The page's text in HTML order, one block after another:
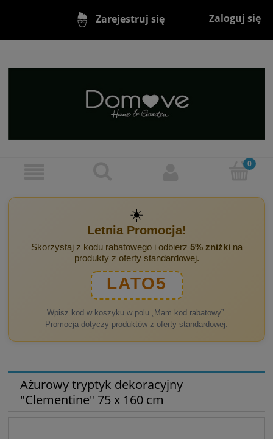
Zarejestruj się Zaloguj się
☀️
Letnia Promocja!
Skorzystaj z kodu rabatowego i odbierz 5% zniżki na
produkty z oferty standardowej.
LATO5
Wpisz kod w koszyku w polu „Mam kod rabatowy”.
Promocja dotyczy produktów z oferty standardowej.
Ażurowy tryptyk dekoracyjny
"Clementine" 75 x 160 cm